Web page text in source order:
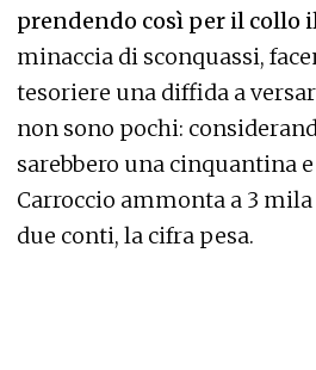
prendendo così per il collo
minaccia di sconquassi,
tesoriere una diffida a
non sono pochi:
sarebbero una cinquantina
Carroccio ammonta a 3
due conti, la cifra pesa.